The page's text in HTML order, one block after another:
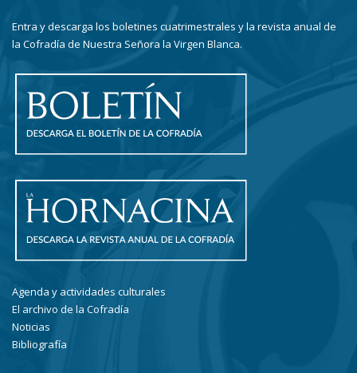
Entra y descarga los boletines cuatrimestrales y la revista anual de
la Cofradía de Nuestra Señora la Virgen Blanca.
Agenda y actividades culturales
El archivo de la Cofradía
Noticias
Bibliografía